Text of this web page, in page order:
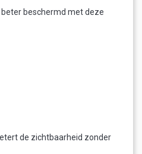
beter beschermd met deze
de zichtbaarheid zonder